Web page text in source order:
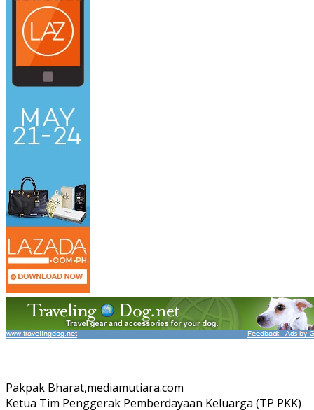
Pakpak Bharat,mediamutiara.com
Ketua Tim Penggerak Pemberdayaan Keluarga (TP PKK)